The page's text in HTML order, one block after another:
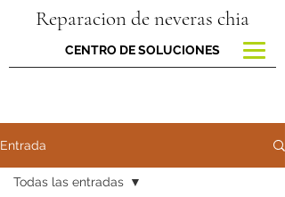
Reparacion de neveras chia
CENTRO DE SOLUCIONES
Entrada
Todas las entradas